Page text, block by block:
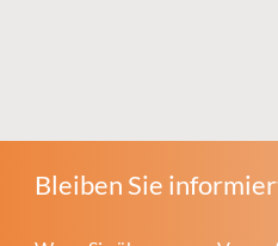
Bleiben Sie